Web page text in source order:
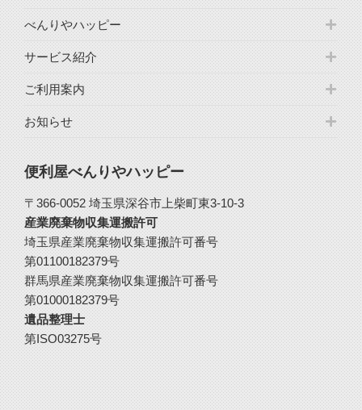
べんりやハッピー
サービス紹介
ご利用案内
お知らせ
便利屋べんりやハッピー
〒366-0052 埼玉県深谷市上柴町東3-10-3
産業廃棄物収集運搬許可
埼玉県産業廃棄物収集運搬許可番号
第01100182379号
群馬県産業廃棄物収集運搬許可番号
第01000182379号
遺品整理士
第ISO03275号